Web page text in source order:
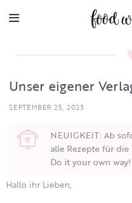
Unser eigener
SEPTEMBER 25, 2023
NEUIGKEIT: Ab
alle Rezepte für
Do it your own way!
Hallo ihr Lieben,